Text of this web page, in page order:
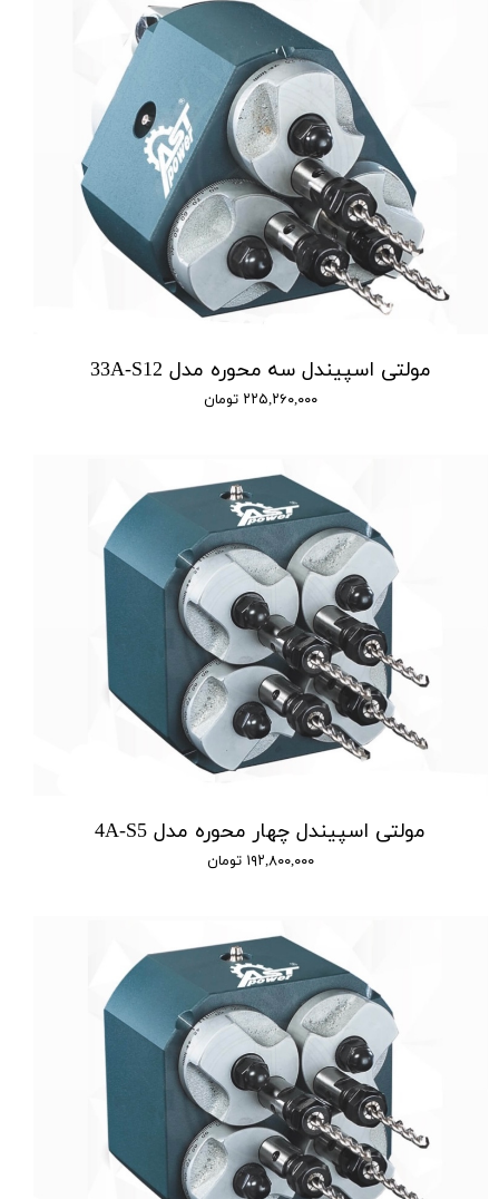
مولتی اسپیندل سه محوره مدل 33A-S12
۲۲۵,۲۶۰,۰۰۰ تومان
مولتی اسپیندل چهار محوره مدل 4A-S5
۱۹۲,۸۰۰,۰۰۰ تومان